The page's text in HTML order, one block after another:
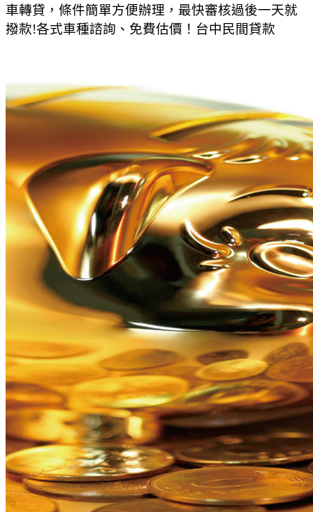
車轉貸，條件簡單方便辦理，最快審核過後一天就
撥款!各式車種諮詢、免費估價！台中民間貸款